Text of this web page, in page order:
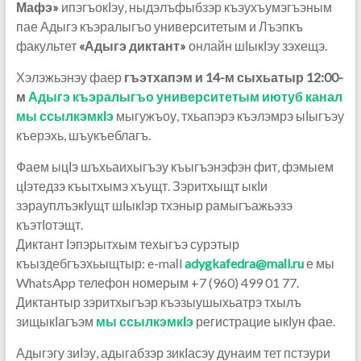
Мафэ» ипэгъокӀэу, ныдэлъфыбзэр къэухъумэгъэным
пае Адыгэ къэралыгъо университетым и Лъэпкъ
факультет «Адыгэ диктант» онлайн шӀыкӀэу зэхещэ.
Хэлэжьэнэу фаер гъэтхапэм и 14-м сыхьатыр 12:00-
м Адыгэ къэралыгъо университетым иютуб канал
мы ссылкэмкӀэмыгужъоу, тхьапэрэ къэлэмрэ ыӀыгъэу
къерэхь, шъукъеблагъ.
Фаем ыцӀэ шъхьаихыгъэу къыгъэнэфэн фит, фэмыем
цӀэтедзэ къытхымэ хъущт. Зэритхыщт ыкӀи
зэрауплъэкӀущт шӀыкӀэр тхэныр рамыгъажьэзэ
къэтӀотэщт.
Диктант Ӏэпэрытхым техыгъэ сурэтыр
къыздебгъэхьыщтыр: e-maӏl adygkafedra@maӏl.ruе мы
WhatsApp телефон номерым +7 (960) 499 01 77.
Диктантыр зэритхыгъэр къэзыушыхьатрэ тхылъ
зищыкӀагъэм мы ссылкэмкӀэрегистрацие ыкӀун фае.
Адыгэгу зиӀэу, адыгабзэр зикӀасэу дунаим тет пстэури